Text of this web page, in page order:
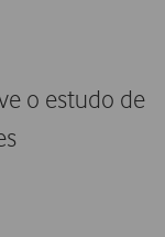
o estudo de